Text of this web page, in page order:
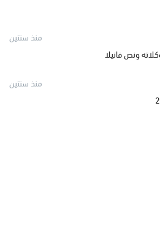
منذ سنتين
ونص فانيلا
منذ سنتين